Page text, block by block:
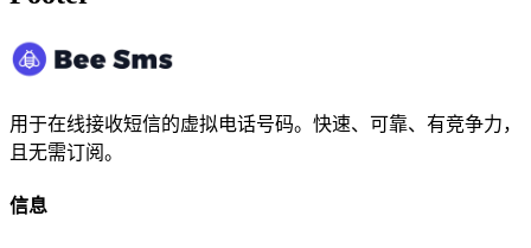
用于在线接收短信的虚拟电话号码。快速、可靠、有竞争力，
且无需订阅。
信息